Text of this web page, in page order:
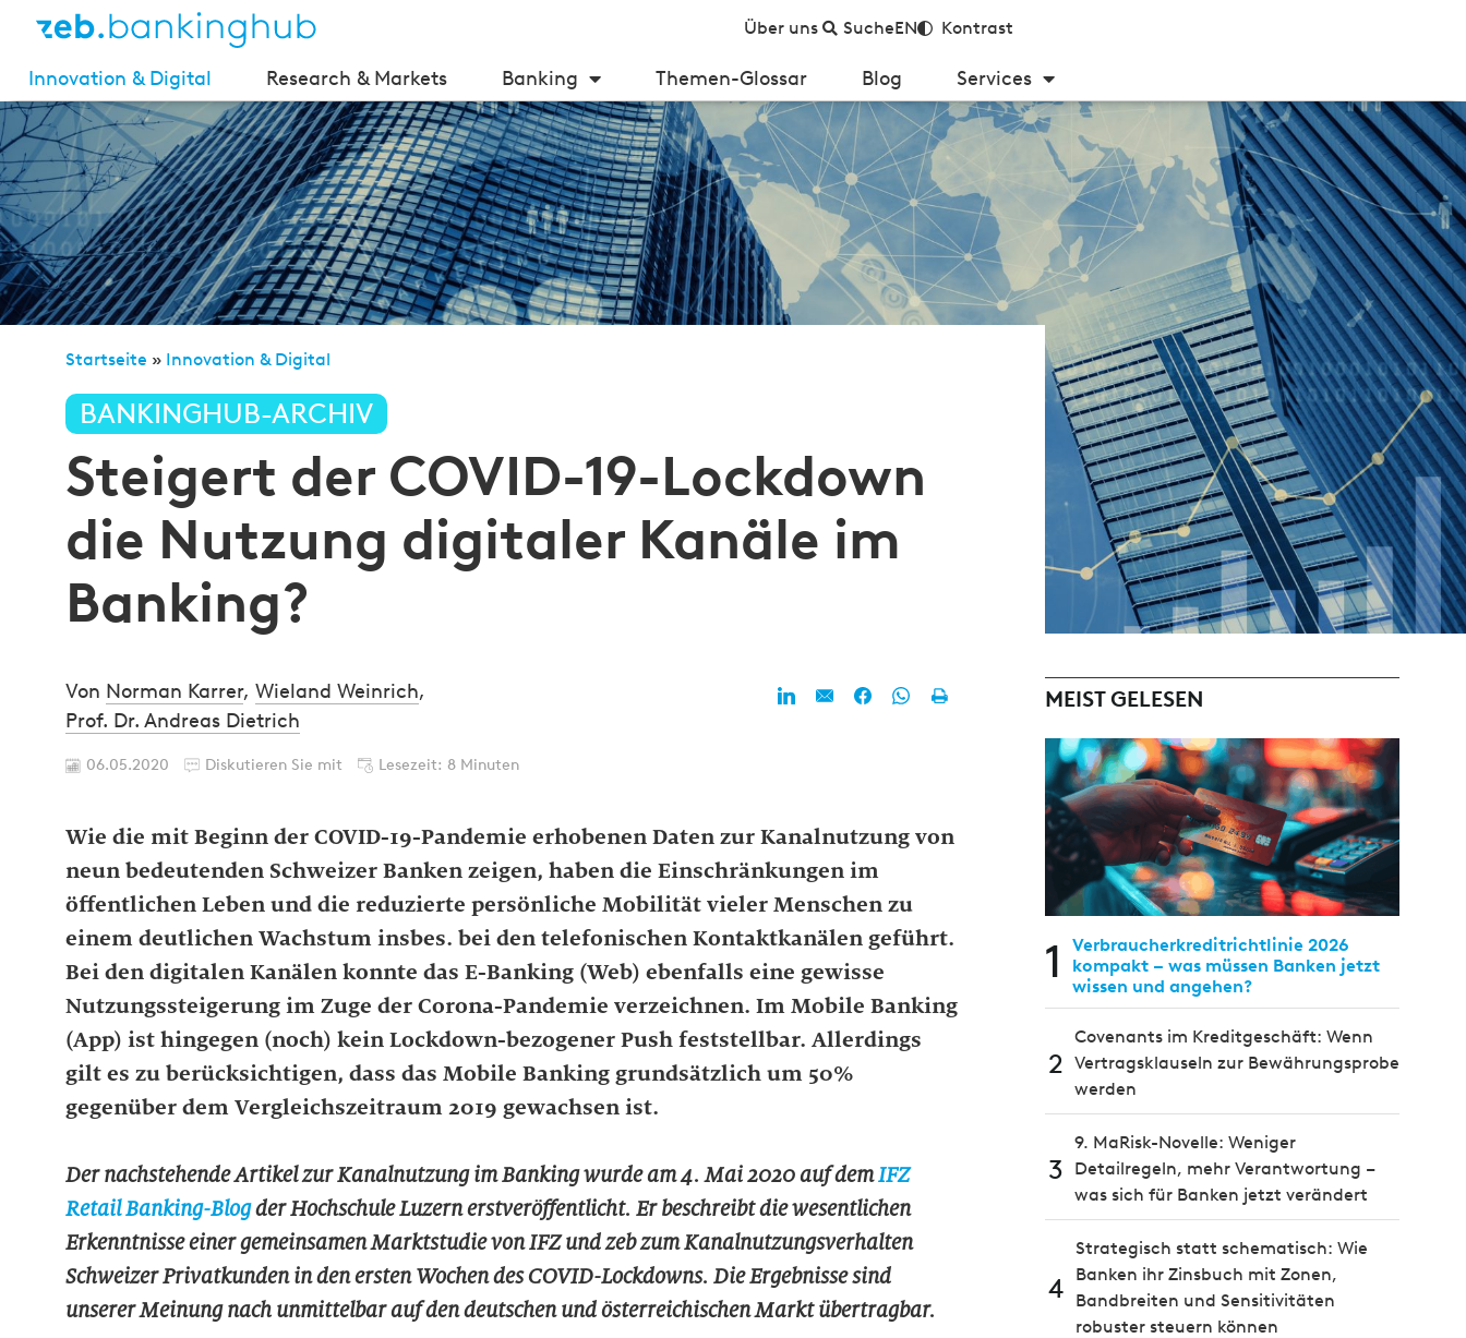
Über uns SucheEN Kontrast
Innovation & Digital Research & Markets Banking Themen-Glossar Blog Services
Startseite » Innovation & Digital
BANKINGHUB-ARCHIV
Steigert der COVID-19-Lockdown
die Nutzung digitaler Kanäle im
Banking?
Von Norman Karrer, Wieland Weinrich,
Prof. Dr. Andreas Dietrich
06.05.2020 Diskutieren Sie mit Lesezeit: 8 Minuten
Wie die mit Beginn der COVID-19-Pandemie erhobenen Daten zur Kanalnutzung von
neun bedeutenden Schweizer Banken zeigen, haben die Einschränkungen im
öffentlichen Leben und die reduzierte persönliche Mobilität vieler Menschen zu
einem deutlichen Wachstum insbes. bei den telefonischen Kontaktkanälen geführt.
Bei den digitalen Kanälen konnte das E-Banking (Web) ebenfalls eine gewisse
Nutzungssteigerung im Zuge der Corona-Pandemie verzeichnen. Im Mobile Banking
(App) ist hingegen (noch) kein Lockdown-bezogener Push feststellbar. Allerdings
gilt es zu berücksichtigen, dass das Mobile Banking grundsätzlich um 50%
gegenüber dem Vergleichszeitraum 2019 gewachsen ist.
Der nachstehende Artikel zur Kanalnutzung im Banking wurde am 4. Mai 2020 auf demIFZ
Retail Banking-Blogder Hochschule Luzern erstveröffentlicht. Er beschreibt die wesentlichen
Erkenntnisse einer gemeinsamen Marktstudie von IFZ und zeb zum Kanalnutzungsverhalten
Schweizer Privatkunden in den ersten Wochen des COVID-Lockdowns. Die Ergebnisse sind
unserer Meinung nach unmittelbar auf den deutschen und österreichischen Markt übertragbar.
MEIST GELESEN
1
Verbraucherkreditrichtlinie 2026
kompakt – was müssen Banken jetzt
wissen und angehen?
2
Covenants im Kreditgeschäft: Wenn
Vertragsklauseln zur Bewährungsprobe
werden
3
9. MaRisk-Novelle: Weniger
Detailregeln, mehr Verantwortung –
was sich für Banken jetzt verändert
4
Strategisch statt schematisch: Wie
Banken ihr Zinsbuch mit Zonen,
Bandbreiten und Sensitivitäten
robuster steuern können